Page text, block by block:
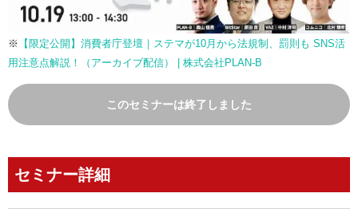
※
【限定公開】消費者庁登壇｜ステマが10月から法規制、罰則も SNS活
用注意点解説！（アーカイブ配信） | 株式会社PLAN-B
このセミナーは終了しました
セミナー詳細